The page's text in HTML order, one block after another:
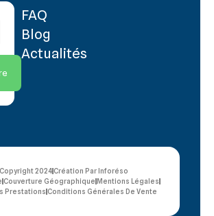
FAQ
Blog
Actualités
2024 Création Par Inforéso
Couverture Géographique Mentions Légales
Prestations Conditions Générales De Vente